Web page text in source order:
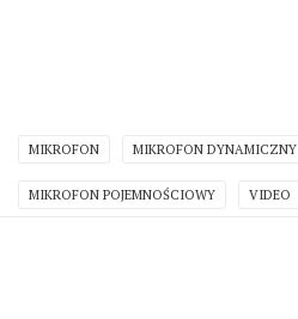
MIKROFON MIKROFON DYNAMICZNY
MIKROFON POJEMNOŚCIOWY VIDEO